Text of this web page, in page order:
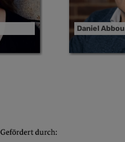
Daniel Abbou